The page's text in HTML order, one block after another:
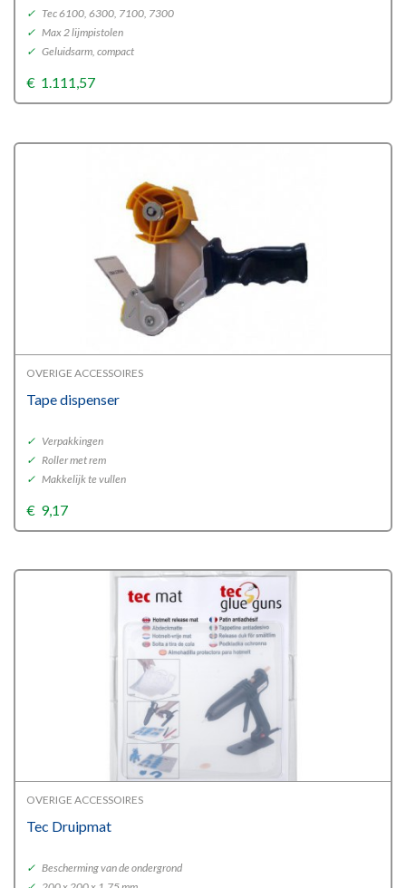
✓ Tec 6100, 6300, 7100, 7300
✓ Max 2 lijmpistolen
✓ Geluidsarm, compact
€ 1.111,57
OVERIGE ACCESSOIRES
Tape dispenser
✓ Verpakkingen
✓ Roller met rem
✓ Makkelijk te vullen
€ 9,17
OVERIGE ACCESSOIRES
Tec Druipmat
✓ Bescherming van de ondergrond